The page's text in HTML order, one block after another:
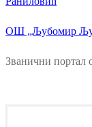
ОШ „Љубомир
Званични портал